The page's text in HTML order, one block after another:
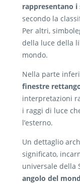
rappresentano
secondo la
Per altri,
della luce della
mondo.
Nella parte
finestre
interpretazioni
i raggi di luce
l’esterno.
Un dettaglio
significato,
universale della
angolo del